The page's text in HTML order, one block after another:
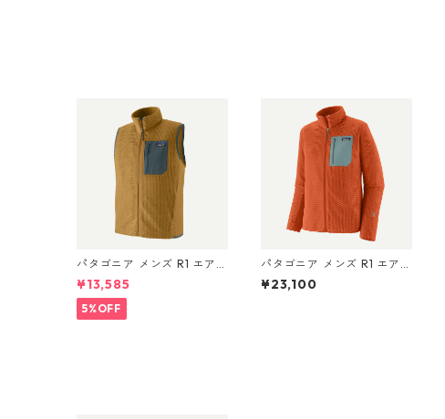
パタゴニア メンズ R1 エア
ベスト 40285 Bobcat Brow
n
¥13,585
5%OFF
パタゴニア メンズ R1 エア
ジャケット 40275 Coal Or
ange
¥23,100